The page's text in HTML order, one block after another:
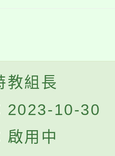
教組長
2023-10-30
啟用中